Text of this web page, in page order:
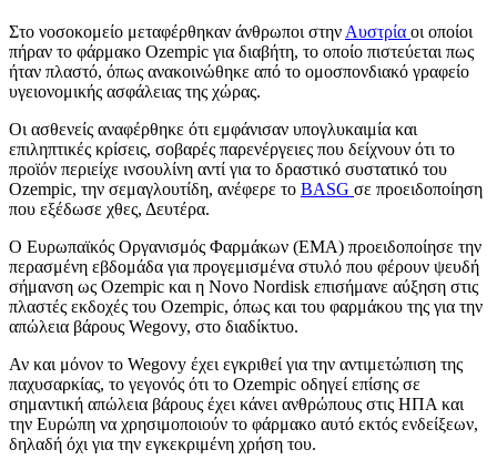
Στο νοσοκομείο μεταφέρθηκαν άνθρωποι στην Αυστρία οι οποίοι
πήραν το φάρμακο Ozempic για διαβήτη, το οποίο πιστεύεται πως
ήταν πλαστό, όπως ανακοινώθηκε από το ομοσπονδιακό γραφείο
υγειονομικής ασφάλειας της χώρας.
Οι ασθενείς αναφέρθηκε ότι εμφάνισαν υπογλυκαιμία και
επιληπτικές κρίσεις, σοβαρές παρενέργειες που δείχνουν ότι το
προϊόν περιείχε ινσουλίνη αντί για το δραστικό συστατικό του
Ozempic, την σεμαγλουτίδη, ανέφερε το BASG σε προειδοποίηση
που εξέδωσε χθες, Δευτέρα.
Ο Ευρωπαϊκός Οργανισμός Φαρμάκων (EMA) προειδοποίησε την
περασμένη εβδομάδα για προγεμισμένα στυλό που φέρουν ψευδή
σήμανση ως Ozempic και η Novo Nordisk επισήμανε αύξηση στις
πλαστές εκδοχές του Ozempic, όπως και του φαρμάκου της για την
απώλεια βάρους Wegovy, στο διαδίκτυο.
Αν και μόνον το Wegovy έχει εγκριθεί για την αντιμετώπιση της
παχυσαρκίας, το γεγονός ότι το Ozempic οδηγεί επίσης σε
σημαντική απώλεια βάρους έχει κάνει ανθρώπους στις ΗΠΑ και
την Ευρώπη να χρησιμοποιούν το φάρμακο αυτό εκτός ενδείξεων,
δηλαδή όχι για την εγκεκριμένη χρήση του.